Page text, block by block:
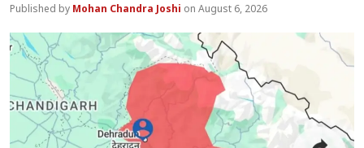
Mohan Chandra Joshi August 6, 2026